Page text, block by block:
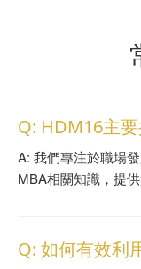
Q: HDM16主
A: 我們專注於職場
MBA相關知識，提
Q: 如何有效利